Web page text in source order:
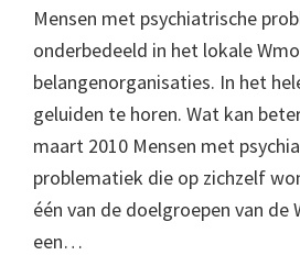
Mensen met psychiatrische
onderbedeeld in het lokale
belangenorganisaties. In het
geluiden te horen. Wat kan
maart 2010 Mensen met
problematiek die op zichzelf
één van de doelgroepen van de
een…